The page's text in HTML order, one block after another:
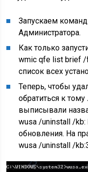
Запускаем
Администратора.
Как только
wmic qfe list brief /
список всех
Теперь, чтобы
обратиться к
выписывали
wusa /uninstall /
обновления. На
wusa /uninstall /